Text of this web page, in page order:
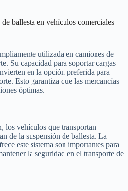
ballesta en vehículos comerciales
utilizada en camiones de
Su capacidad para soportar cargas
en la opción preferida para
Esto garantiza que las mercancías
óptimas.
los vehículos que transportan
de la suspensión de ballesta. La
este sistema son importantes para
la seguridad en el transporte de